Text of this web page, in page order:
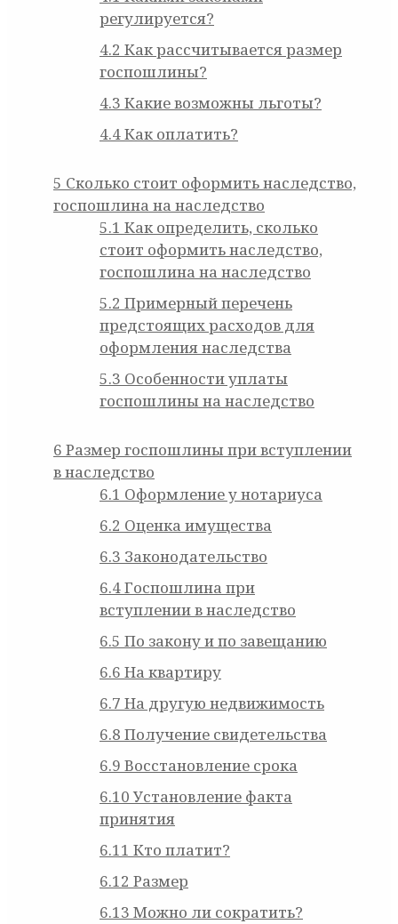
регулируется?
4.2 Как рассчитывается размер
госпошлины?
4.3 Какие возможны льготы?
4.4Как оплатить?
5 Сколько стоит оформить наследство,
госпошлина на наследство
5.1 Как определить, сколько
стоит оформить наследство,
госпошлина на наследство
5.2 Примерный перечень
предстоящих расходов для
оформления наследства
5.3 Особенности уплаты
госпошлины на наследство
6 Размер госпошлины при вступлении
в наследство
6.1 Оформление у нотариуса
6.2 Оценка имущества
6.3 Законодательство
6.4Госпошлина при
вступлении в наследство
6.5 По закону и по завещанию
6.6 На квартиру
6.7 На другую недвижимость
6.8 Получение свидетельства
6.9 Восстановление срока
6.10 Установление факта
принятия
6.11 Кто платит?
6.12 Размер
6.13 Можно ли сократить?